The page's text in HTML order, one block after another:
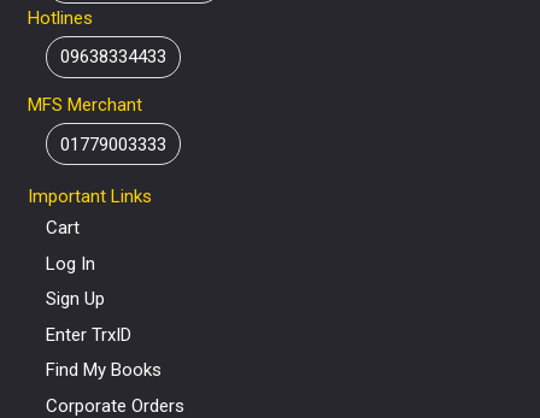
Hotlines
09638334433
MFS Merchant
01779003333
Important Links
Cart
Log In
Sign Up
Enter TrxID
Find My Books
Corporate Orders